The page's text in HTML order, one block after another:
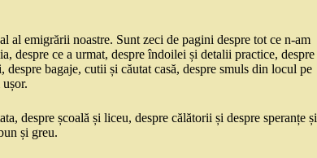
al emigrării noastre. Sunt zeci de pagini despre tot ce n-am
despre ce a urmat, despre îndoilei și detalii practice, despre
bagaje, cutii și căutat casă, despre smuls din locul pe
despre școală și liceu, despre călătorii și despre speranțe și
și greu.